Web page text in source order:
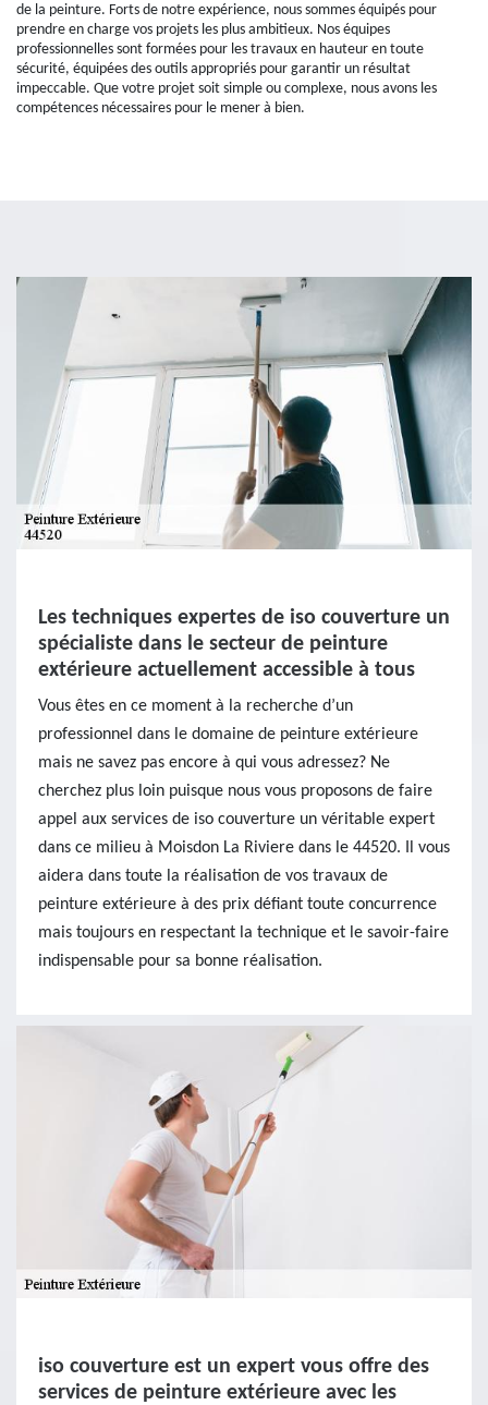
de la peinture. Forts de notre expérience, nous sommes équipés pour
prendre en charge vos projets les plus ambitieux. Nos équipes
professionnelles sont formées pour les travaux en hauteur en toute
sécurité, équipées des outils appropriés pour garantir un résultat
impeccable. Que votre projet soit simple ou complexe, nous avons les
compétences nécessaires pour le mener à bien.
Les techniques expertes de iso couverture un
spécialiste dans le secteur de peinture
extérieure actuellement accessible à tous
Vous êtes en ce moment à la recherche d’un
professionnel dans le domaine de peinture extérieure
mais ne savez pas encore à qui vous adressez? Ne
cherchez plus loin puisque nous vous proposons de faire
appel aux services de iso couverture un véritable expert
dans ce milieu à Moisdon La Riviere dans le 44520. Il vous
aidera dans toute la réalisation de vos travaux de
peinture extérieure à des prix défiant toute concurrence
mais toujours en respectant la technique et le savoir-faire
indispensable pour sa bonne réalisation.
iso couverture est un expert vous offre des
services de peinture extérieure avec les